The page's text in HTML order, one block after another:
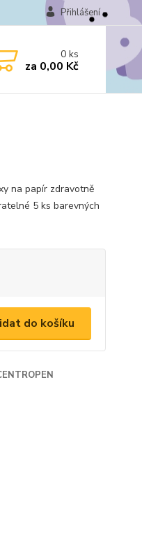
Přihlášení
0ks
za 0,00 Kč
na papír zdravotně
5 ks barevných
do košíku